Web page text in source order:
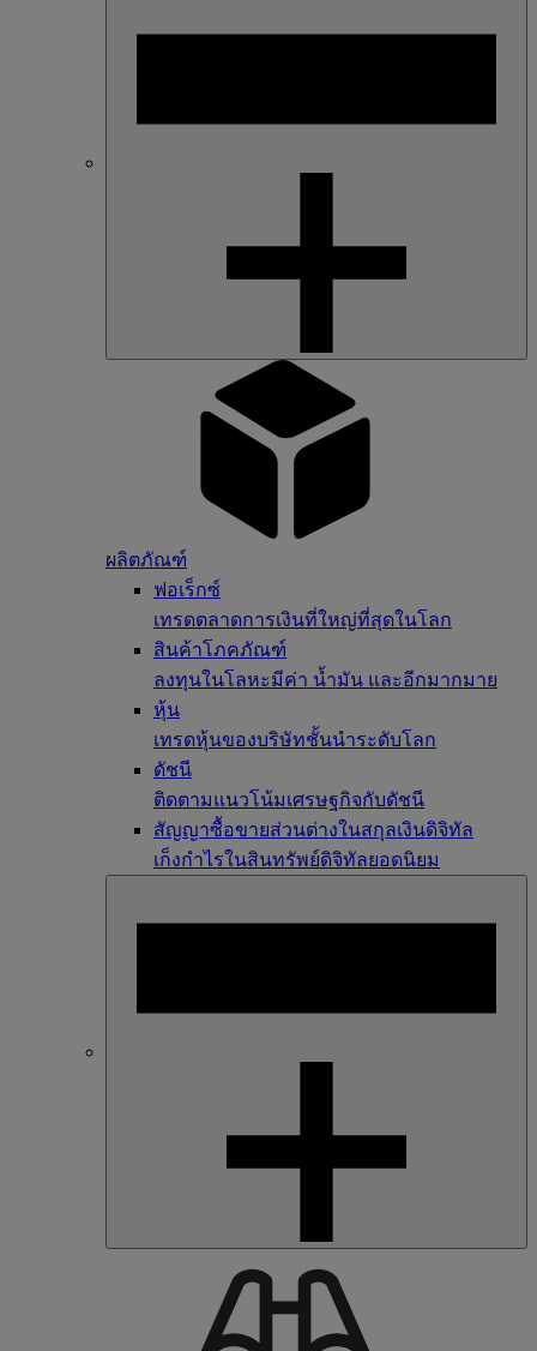
ผลิตภัณฑ์
ฟอเร็กซ์
เทรดตลาดการเงินที่ใหญ่ที่สุดในโลก
สินค้าโภคภัณฑ์
ลงทุนในโลหะมีค่า น้ำมัน และอีกมากมาย
หุ้น
เทรดหุ้นของบริษัทชั้นนำระดับโลก
ดัชนี
ติดตามแนวโน้มเศรษฐกิจกับดัชนี
สัญญาซื้อขายส่วนต่างในสกุลเงินดิจิทัล
เก็งกำไรในสินทรัพย์ดิจิทัลยอดนิยม